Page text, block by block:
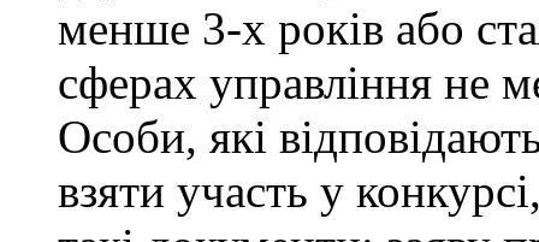
менше 3-х років або
сферах управління не
Особи, які
взяти участь у